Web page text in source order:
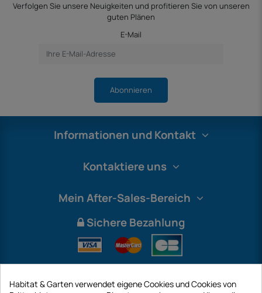
Verfolgen Sie unsere Neuigkeiten und profitieren Sie von unseren
guten Plänen
E-Mail
Abonnieren
Informationen und Kontakt
Kontaktiere uns
Mein After-Sales-Bereich
Sichere Bezahlung
Habitat & Garten verwendet eigene Cookies und Cookies von